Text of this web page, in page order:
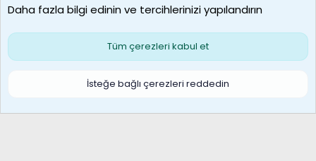
Çerezler
S
Daha fazla bilgi edinin ve tercihlerinizi yapılandırın
Tüm çerezleri kabul et
İsteğe bağlı çerezleri reddedin